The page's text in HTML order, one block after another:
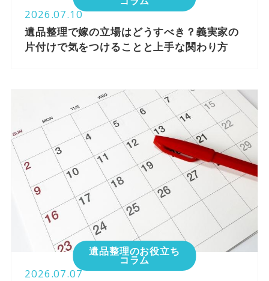
2026.07.10
遺品整理で嫁の立場はどうすべき？義実家の
片付けで気をつけることと上手な関わり方
遺品整理のお役立ち
コラム
2026.07.07